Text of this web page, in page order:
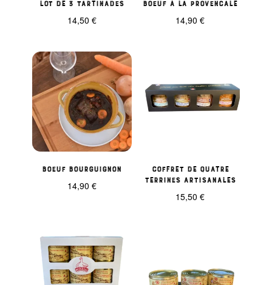
14,50 € 14,90€
Boeuf Bourguignon
14,90 €
Coffret de quatre
terrines artisanales
15,50€